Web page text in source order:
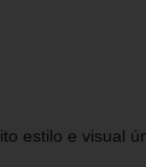
estilo e visual